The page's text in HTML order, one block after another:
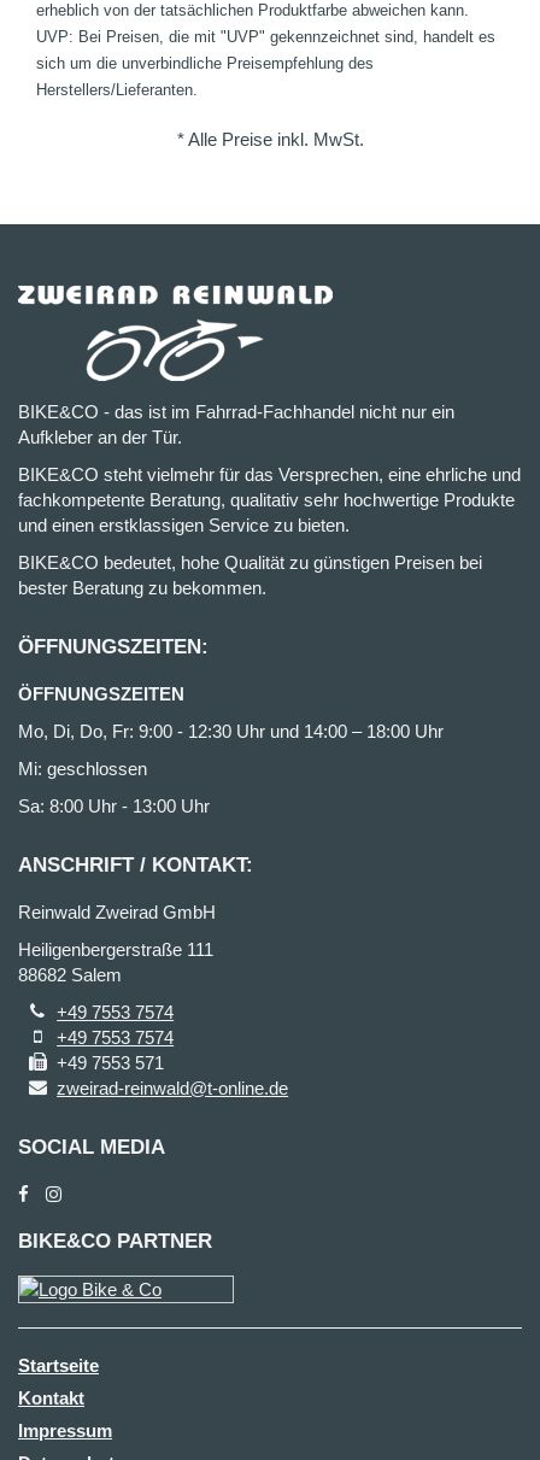
erheblich von der tatsächlichen Produktfarbe abweichen kann.
UVP: Bei Preisen, die mit "UVP" gekennzeichnet sind, handelt es
sich um die unverbindliche Preisempfehlung des
Herstellers/Lieferanten.
* Alle Preise inkl. MwSt.
BIKE&CO - das ist im Fahrrad-Fachhandel nicht nur ein
Aufkleber an der Tür.
BIKE&CO steht vielmehr für das Versprechen, eine ehrliche und
fachkompetente Beratung, qualitativ sehr hochwertige Produkte
und einen erstklassigen Service zu bieten.
BIKE&CO bedeutet, hohe Qualität zu günstigen Preisen bei
bester Beratung zu bekommen.
ÖFFNUNGSZEITEN:
ÖFFNUNGSZEITEN
Mo, Di, Do, Fr: 9:00 - 12:30 Uhr und 14:00 – 18:00 Uhr
Mi: geschlossen
Sa: 8:00 Uhr - 13:00 Uhr
ANSCHRIFT / KONTAKT:
Reinwald Zweirad GmbH
Heiligenbergerstraße 111
88682 Salem
+49 7553 7574
+49 7553 7574
+49 7553 571
zweirad-reinwald@t-online.de
SOCIAL MEDIA
BIKE&CO PARTNER
Startseite
Kontakt
Impressum